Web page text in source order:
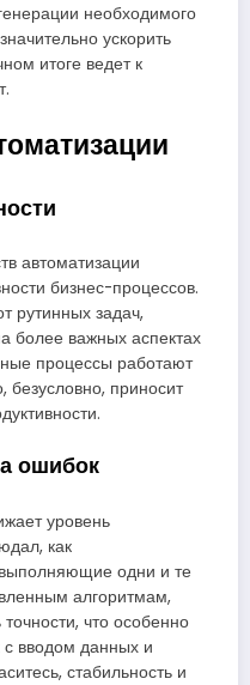
необходимого
ускорить
итоге ведет к
автоматизации
бизнес-процессов.
рутинных задач,
более важных аспектах
процессы работают
безусловно, приносит
ошибок
уровень
как
одни и те
алгоритмам,
что особенно
с вводом данных и
стабильность и